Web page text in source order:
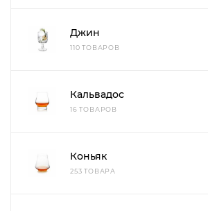
Джин
110 ТОВАРОВ
Кальвадос
16 ТОВАРОВ
Коньяк
253 ТОВАРА